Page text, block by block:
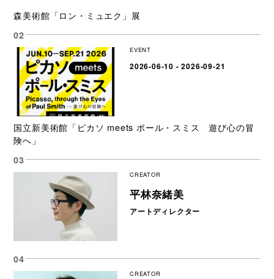
森美術館「ロン・ミュエク」展
EVENT
2026-06-10 - 2026-09-21
国立新美術館「ピカソ meets ポール・スミス 遊び心の冒
険へ」
CREATOR
平林奈緒美
アートディレクター
CREATOR